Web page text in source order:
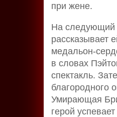
при жене.
На следующий
рассказывает
медальон-
в словах
спектакль.
благородного
Умирающая
герой